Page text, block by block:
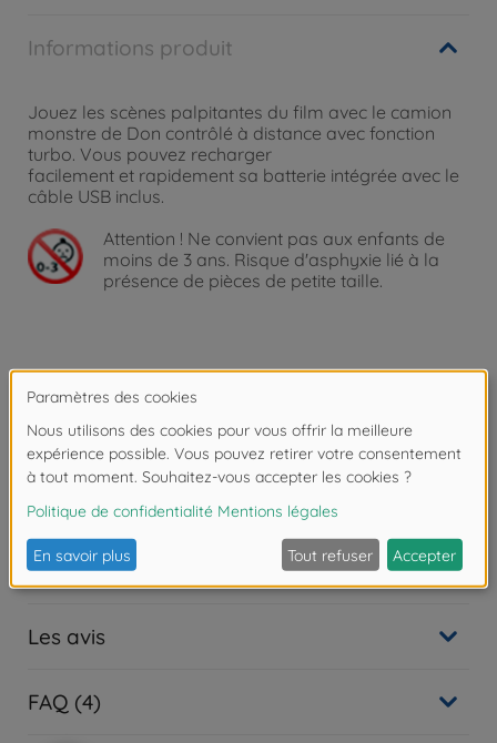
Informations produit
Jouez les scènes palpitantes du film avec le camion
monstre de Don contrôlé à distance avec fonction
turbo. Vous pouvez recharger
facilement et rapidement sa batterie intégrée avec le
câble USB inclus.
Attention ! Ne convient pas aux enfants de
moins de 3 ans. Risque d'asphyxie lié à la
présence de pièces de petite taille.
Détails
Échelle: 1:12
Téléchargements
Les avis
FAQ (4)